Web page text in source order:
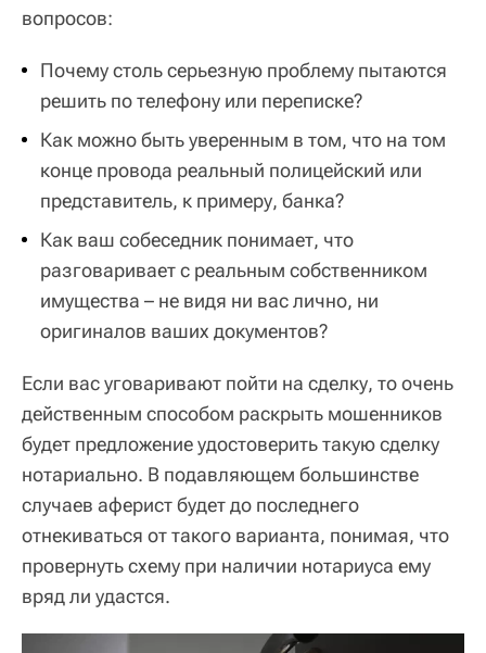
вопросов:
Почему столь серьезную проблему пытаются
решить по телефону или переписке?
Как можно быть уверенным в том, что на том
конце провода реальный полицейский или
представитель, к примеру, банка?
Как ваш собеседник понимает, что
разговаривает с реальным собственником
имущества – не видя ни вас лично, ни
оригиналов ваших документов?
Если вас уговаривают пойти на сделку, то очень
действенным способом раскрыть мошенников
будет предложение удостоверить такую сделку
нотариально. В подавляющем большинстве
случаев аферист будет до последнего
отнекиваться от такого варианта, понимая, что
провернуть схему при наличии нотариуса ему
вряд ли удастся.